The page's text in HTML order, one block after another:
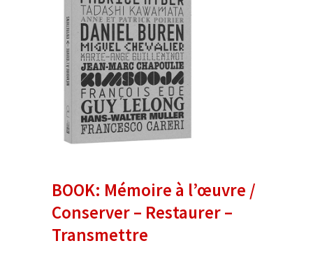
BOOK: Mémoire à l’œuvre /
Conserver – Restaurer –
Transmettre